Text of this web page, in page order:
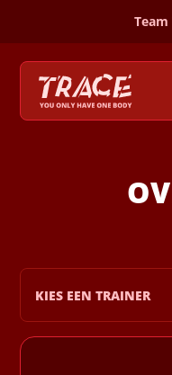
Team
KIES EEN TRAINER